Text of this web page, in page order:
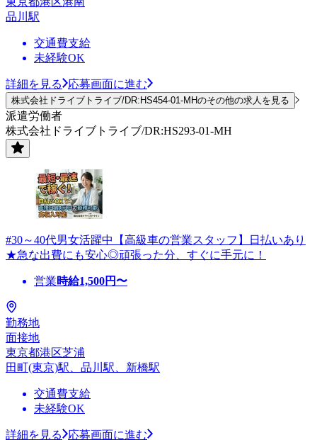
品川駅
交通費支給
未経験OK
詳細を見る 応募画面に進む
株式会社ドライブトライブ/DR:HS454-01-MHのその他の求人を見る
派遣労働者
株式会社ドライブトライブ/DR:HS293-01-MH
#30～40代男女活躍中【高級車の営業スタッフ】日払いあり
★急な出費にも安心◎頑張った分、すぐに手元に！
営業時給1,500円〜
勤務地
面接地
東京都港区芝浦
田町(東京)駅、品川駅、新橋駅
交通費支給
未経験OK
詳細を見る 応募画面に進む